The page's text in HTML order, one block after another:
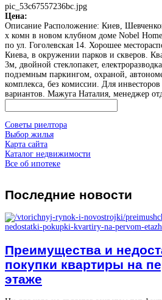
pic_53c67557236bc.jpg
Цена:
Описание Расположение: Киев,
х комн в новом клубном доме Nobel
по ул. Гоголевская 14. Хорошее
Киева, в окружении парков и скверов.
3м, двойной стеклопакет,
подземным паркингом, охраной,
комплекса, без комиссии. Для
вариантов. Мажуга Наталия, менеджер
Советы риелтора
Выбор жилья
Карта сайта
Каталог недвижимости
Все об ипотеке
Последние новости
Преимущества и
покупки квартиры на
этаже